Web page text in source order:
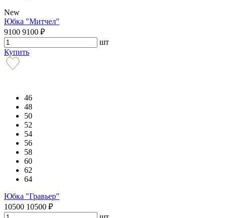
New
Юбка "Митчел"
9100 9100 ₽
шт
Купить
46
48
50
52
54
56
58
60
62
64
Юбка "Гравьер"
10500 10500 ₽